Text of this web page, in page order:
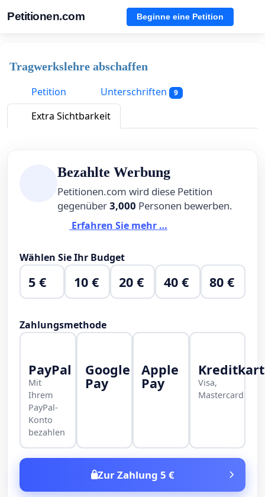
Petitionen.com Beginne eine Petition
Tragwerkslehre abschaffen
Petition
Unterschriften 9
Extra Sichtbarkeit
Bezahlte Werbung
Petitionen.com wird diese Petition
gegenüber3,000 Personen bewerben.
Erfahren Sie mehr …
Wählen Sie Ihr Budget
5 € 10 € 20 € 40 € 80 €
Zahlungsmethode
PayPal
Mit
Ihrem
PayPal-
Konto
bezahlen
Google
Pay
Apple
Pay
Visa,
Mastercard
Zur Zahlung 5 €